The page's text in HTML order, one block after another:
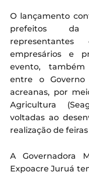
O lançamento
prefeitos da
empresários e
evento, também
entre o
acreanas, por
Agricultura
voltadas ao
realização de
A Governadora
Expoacre Juruá